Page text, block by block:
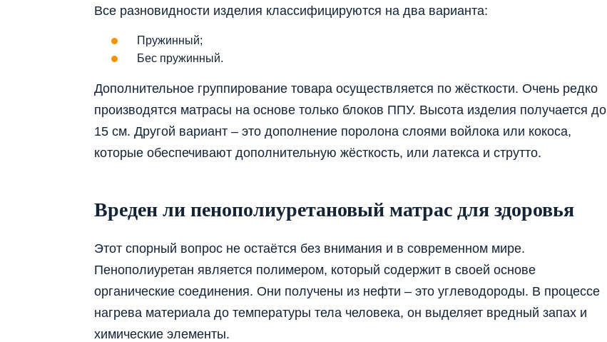
Все разновидности изделия классифицируются на два варианта:
Пружинный;
Бес пружинный.
Дополнительное группирование товара осуществляется по жёсткости. Очень редко
производятся матрасы на основе только блоков ППУ. Высота изделия получается до
15 см. Другой вариант – это дополнение поролона слоями войлока или кокоса,
которые обеспечивают дополнительную жёсткость, или латекса и струтто.
Вреден ли пенополиуретановый матрас для здоровья
Этот спорный вопрос не остаётся без внимания и в современном мире.
Пенополиуретан является полимером, который содержит в своей основе
органические соединения. Они получены из нефти – это углеводороды. В процессе
нагрева материала до температуры тела человека, он выделяет вредный запах и
химические элементы.